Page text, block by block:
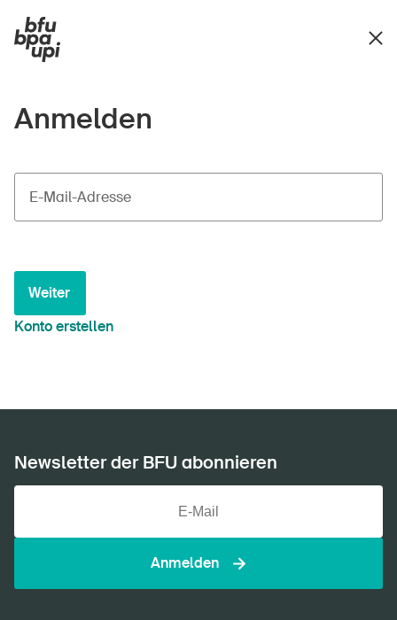
Anmelden
E-Mail-Adresse
Weiter
Konto erstellen
Newsletter der BFU abonnieren
Anmelden